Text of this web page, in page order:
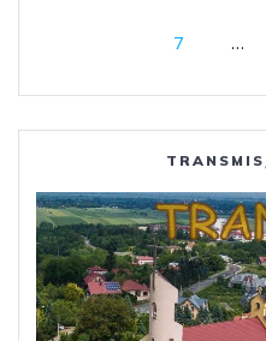
wpisachStrona
7 …